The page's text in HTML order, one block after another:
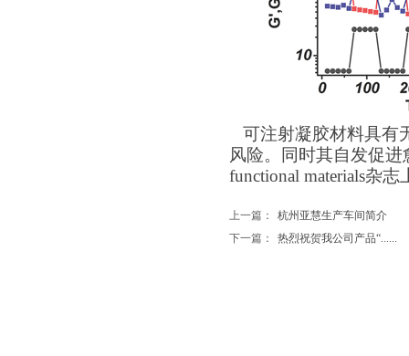
可注射凝胶材料具有
风险。同时其自发促
functional materials杂志
上一篇：
杭州亚慧生产车间简介
下一篇：
热烈祝贺我公司产品“......